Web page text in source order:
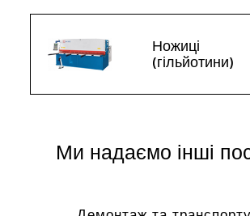
Ножиці
(гільйотини)
Ми надаємо інші